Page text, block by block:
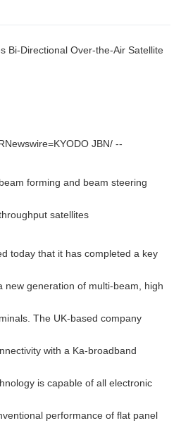
Bi-Directional Over-the-Air Satellite
JBN/ --
forming and beam steering
satellites
today that it has completed a key
new generation of multi-beam, high
The UK-based company
with a Ka-broadband
is capable of all electronic
performance of flat panel